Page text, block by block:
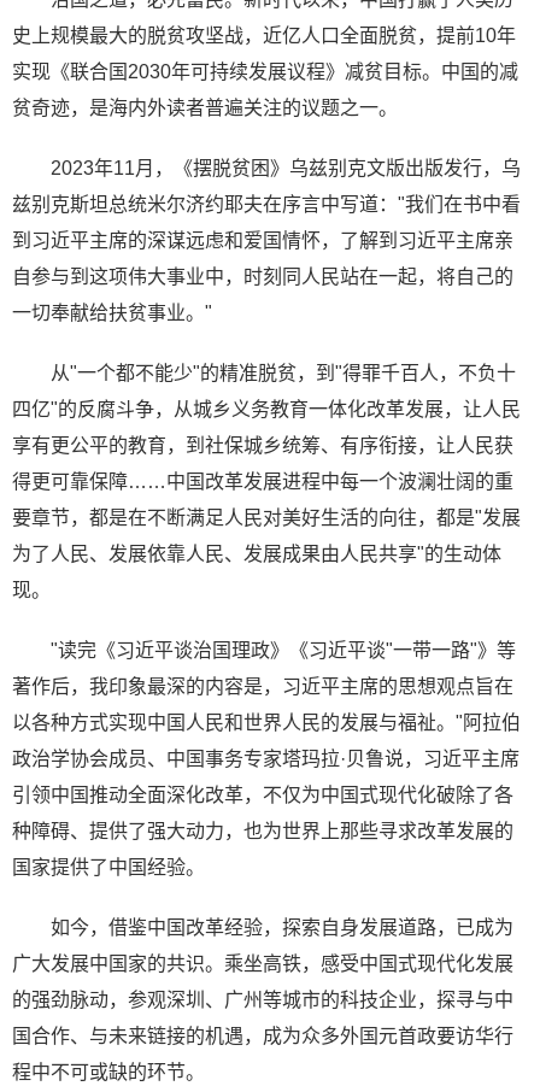
史上规模最大的脱贫攻坚战，近亿人口全面脱贫，提前10年
实现《联合国2030年可持续发展议程》减贫目标。中国的减
贫奇迹，是海内外读者普遍关注的议题之一。
2023年11月，《摆脱贫困》乌兹别克文版出版发行，乌
兹别克斯坦总统米尔济约耶夫在序言中写道："我们在书中看
到习近平主席的深谋远虑和爱国情怀，了解到习近平主席亲
自参与到这项伟大事业中，时刻同人民站在一起，将自己的
一切奉献给扶贫事业。"
从"一个都不能少"的精准脱贫，到"得罪千百人，不负十
四亿"的反腐斗争，从城乡义务教育一体化改革发展，让人民
享有更公平的教育，到社保城乡统筹、有序衔接，让人民获
得更可靠保障……中国改革发展进程中每一个波澜壮阔的重
要章节，都是在不断满足人民对美好生活的向往，都是"发展
为了人民、发展依靠人民、发展成果由人民共享"的生动体
现。
"读完《习近平谈治国理政》《习近平谈"一带一路"》等
著作后，我印象最深的内容是，习近平主席的思想观点旨在
以各种方式实现中国人民和世界人民的发展与福祉。"阿拉伯
政治学协会成员、中国事务专家塔玛拉·贝鲁说，习近平主席
引领中国推动全面深化改革，不仅为中国式现代化破除了各
种障碍、提供了强大动力，也为世界上那些寻求改革发展的
国家提供了中国经验。
如今，借鉴中国改革经验，探索自身发展道路，已成为
广大发展中国家的共识。乘坐高铁，感受中国式现代化发展
的强劲脉动，参观深圳、广州等城市的科技企业，探寻与中
国合作、与未来链接的机遇，成为众多外国元首政要访华行
程中不可或缺的环节。